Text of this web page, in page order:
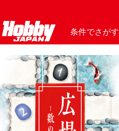
条件でさがす